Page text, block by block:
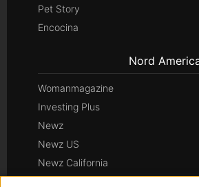
Pet Story
Encocina
Nord
Womanmagazine
Investing Plus
Newz
Newz US
Newz California